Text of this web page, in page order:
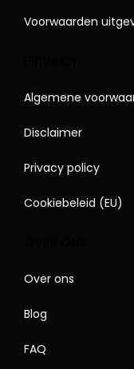
Voorwaarden
Algemene
Disclaimer
Privacy policy
Cookiebeleid (EU)
Over ons
Blog
FAQ